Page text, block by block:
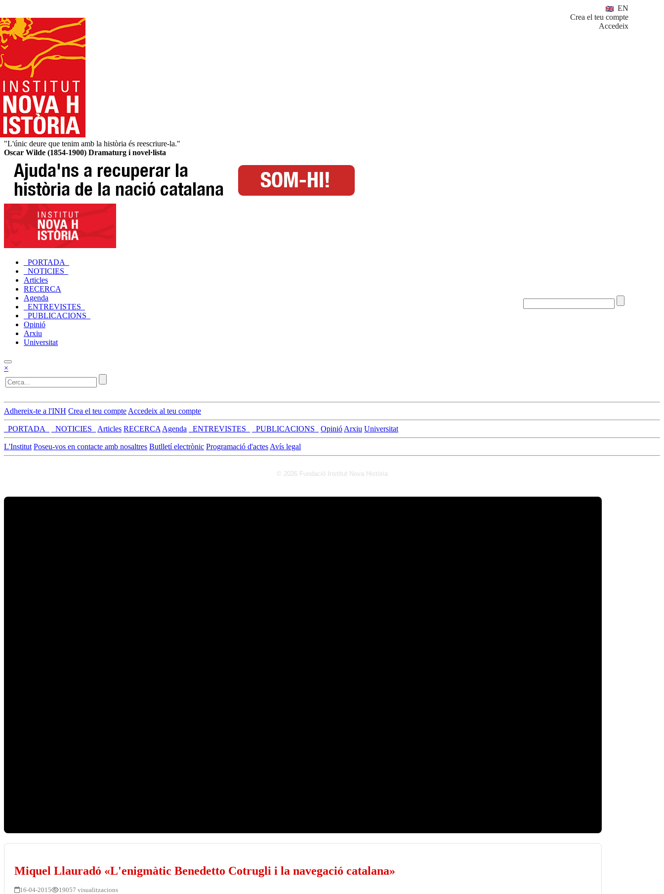
EN
Crea el teu compte
Accedeix
"L'únic deure que tenim amb la història és reescriure-la."
Oscar Wilde (1854-1900) Dramaturg i novel·lista
_PORTADA_
_NOTICIES_
Articles
RECERCA
Agenda
_ENTREVISTES_
_PUBLICACIONS_
Opinió
Arxiu
Universitat
×
Adhereix-te a l'INH Crea el teu compte Accedeix al teu compte
_PORTADA_ _NOTICIES_ Articles RECERCA Agenda _ENTREVISTES_ _PUBLICACIONS_ Opinió Arxiu Universitat
L'Institut Poseu-vos en contacte amb nosaltres Butlletí electrònic Programació d'actes Avís legal
© 2026 Fundació Institut Nova Història
Miquel Llauradó «L'enigmàtic Benedetto Cotrugli i la navegació catalana»
16-04-2015 19057 visualitzacions